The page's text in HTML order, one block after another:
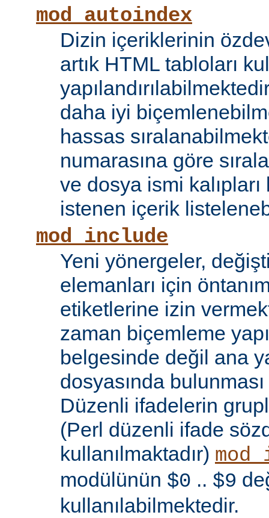
mod_autoindex
Dizin içeriklerinin
artık HTML tabloları
daha iyi
hassas
numarasına göre
ve dosya ismi
istenen içerik
mod_include
Yeni yönergeler,
elemanları için
etiketlerine izin
zaman biçemleme
belgesinde değil ana
dosyasında
Düzenli ifadelerin
(Perl düzenli ifade
kullanılmaktadır)
modülünün $0 .. $9
kullanılabilmektedir.